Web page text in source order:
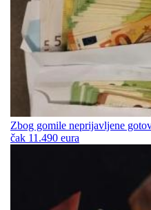
Zbog gomile neprijavljene
čak 11.490 eura